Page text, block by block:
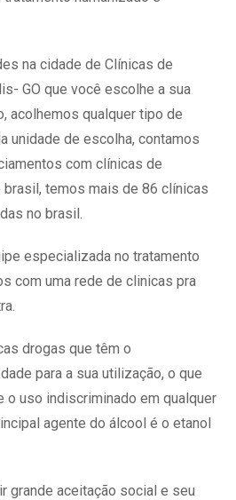
na cidade de Clínicas de
GO que você escolhe a sua
acolhemos qualquer tipo de
unidade de escolha, contamos
com clínicas de
brasil, temos mais de 86 clínicas
no brasil.
especializada no tratamento
com uma rede de clinicas pra
drogas que têm o
para a sua utilização, o que
o uso indiscriminado em qualquer
agente do álcool é o etanol
grande aceitação social e seu